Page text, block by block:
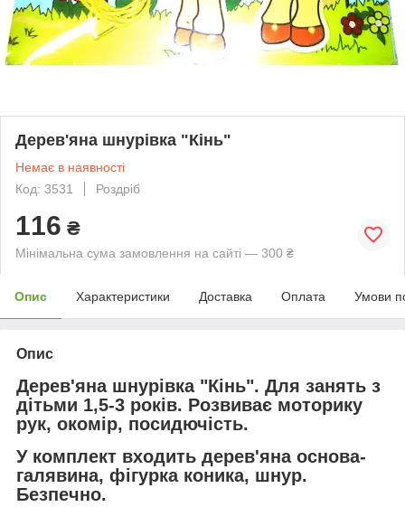
Дерев'яна шнурівка "Кінь"
Немає в наявності
Код: 3531
Роздріб
116 ₴
Мінімальна сума замовлення на сайті — 300 ₴
Опис Характеристики Доставка Оплата Умови
Опис
Дерев'яна шнурівка "Кінь". Для занять з
дітьми 1,5-3 років. Розвиває моторику
рук, окомір, посидючість.
У комплект входить дерев'яна основа-
галявина, фігурка коника, шнур.
Безпечно.